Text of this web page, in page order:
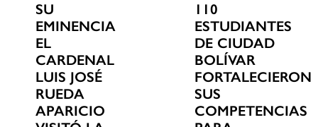
SU
EMINENCIA
EL
CARDENAL
LUIS JOSÉ
RUEDA
APARICIO
110
ESTUDIANTES
DE CIUDAD
BOLÍVAR
FORTALECIERON
SUS
COMPETENCIAS